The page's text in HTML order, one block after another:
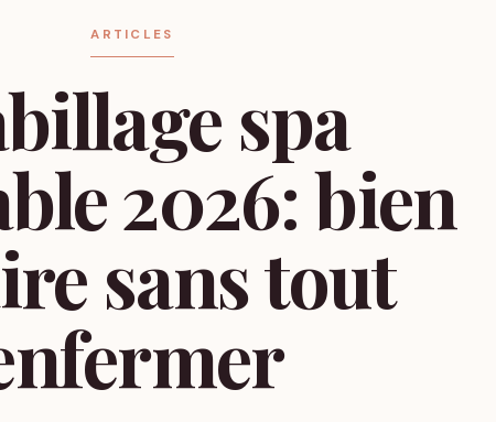
ARTICLES
spa
2026: bien
sans tout